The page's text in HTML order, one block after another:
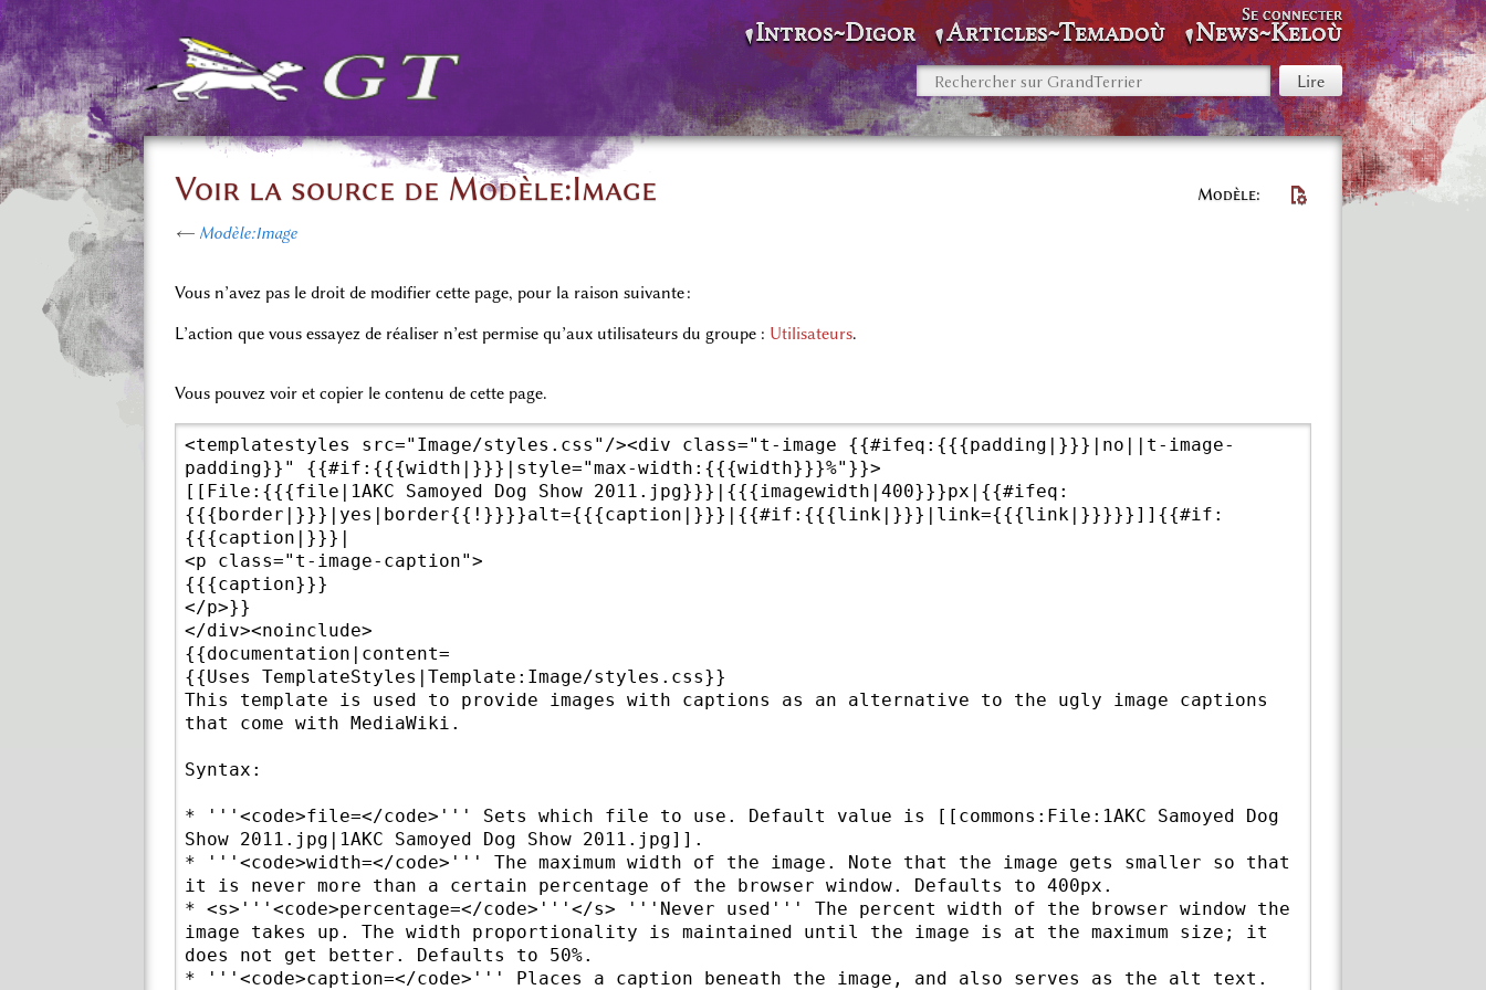
Intros~Digor Articles~Temadoù News~Keloù
Se connecter
Modèle
Voir la source de Modèle:Image
← Modèle:Image
Vous n’avez pas le droit de modifier cette page, pour la raison suivante :
L’action que vous essayez de réaliser n’est permise qu’aux utilisateurs du groupe : Utilisateurs.
Vous pouvez voir et copier le contenu de cette page.